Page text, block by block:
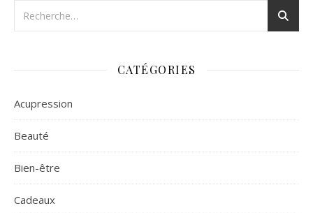
CATÉGORIES
Acupression
Beauté
Bien-être
Cadeaux